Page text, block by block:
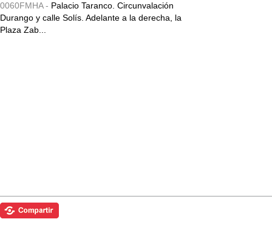
0060FMHA - Palacio Taranco. Circunvalación
Durango y calle Solís. Adelante a la derecha, la
Plaza Zab...